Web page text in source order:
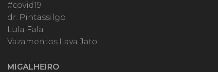
#covid19
dr. Pintassilgo
Lula Fala
Vazamentos Lava Jato
MIGALHEIRO